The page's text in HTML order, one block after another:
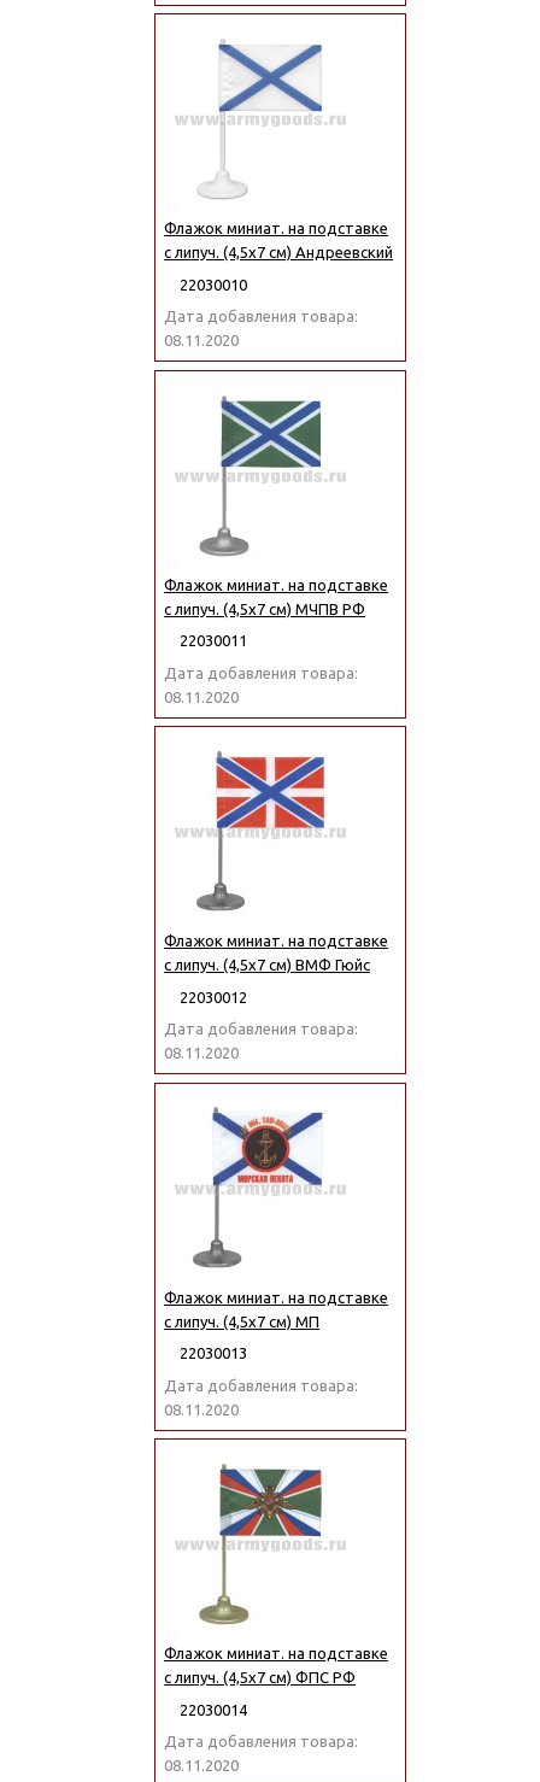
Флажок миниат. на подставке
с липуч. (4,5х7 см) Андреевский
22030010
Дата добавления товара:
08.11.2020
Флажок миниат. на подставке
с липуч. (4,5х7 см) МЧПВ РФ
22030011
Дата добавления товара:
08.11.2020
Флажок миниат. на подставке
с липуч. (4,5х7 см) ВМФ Гюйс
22030012
Дата добавления товара:
08.11.2020
Флажок миниат. на подставке
с липуч. (4,5х7 см) МП
22030013
Дата добавления товара:
08.11.2020
Флажок миниат. на подставке
с липуч. (4,5х7 см) ФПС РФ
22030014
Дата добавления товара:
08.11.2020